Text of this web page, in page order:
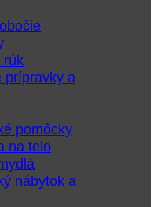
rúk
prípravky a
pomôcky
na telo
nábytok a